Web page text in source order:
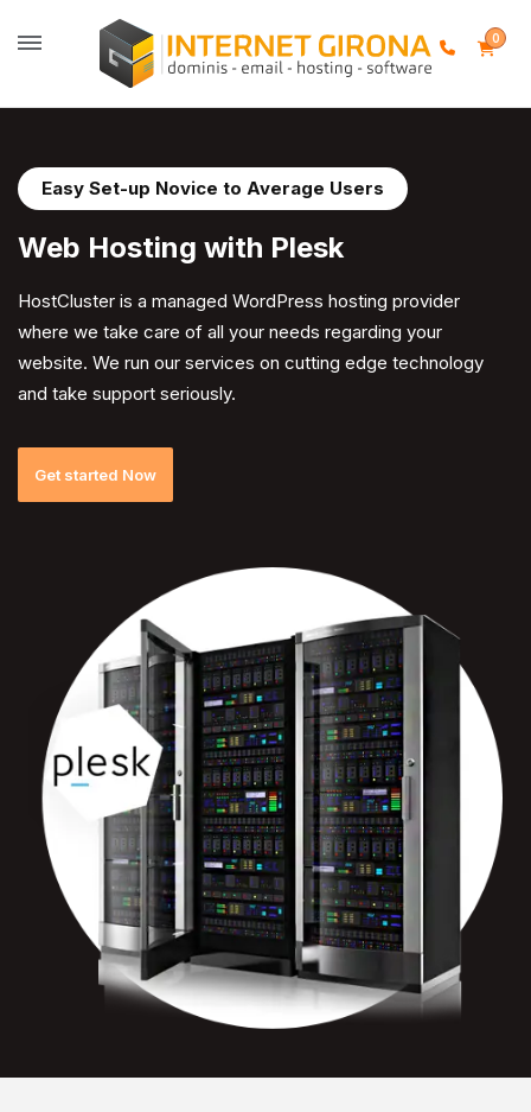
0
Web Hosting with Plesk
Easy Set-up Novice to Average Users
HostCluster is a managed WordPress hosting provider
where we take care of all your needs regarding your
website. We run our services on cutting edge technology
and take support seriously.
Get started Now